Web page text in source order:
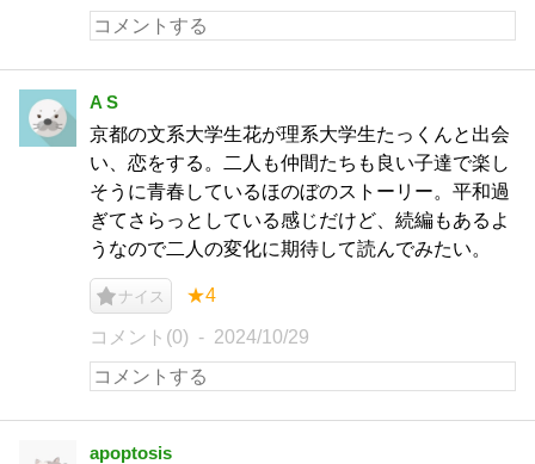
A S
京都の文系大学生花が理系大学生たっくんと出会
い、恋をする。二人も仲間たちも良い子達で楽し
そうに青春しているほのぼのストーリー。平和過
ぎてさらっとしている感じだけど、続編もあるよ
うなので二人の変化に期待して読んでみたい。
ナイス ★4
コメント(0) 2024/10/29
apoptosis